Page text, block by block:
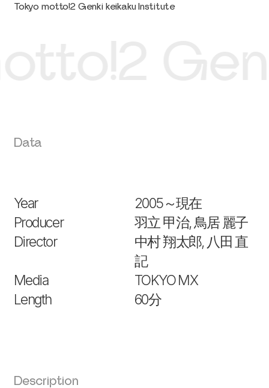
Tokyo motto!2 Genki keikaku Institute
Data
Year
2005～現在
Producer
羽立 甲治, 鳥居 麗子
Director
中村 翔太郎, 八田 直
記
Media
TOKYO MX
Length
60分
Description